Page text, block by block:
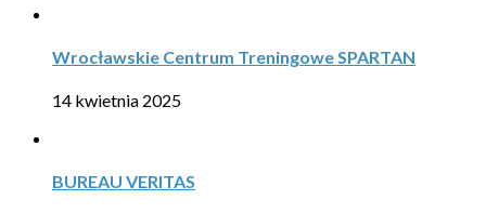
Wrocławskie Centrum Treningowe SPARTAN
14 kwietnia 2025
BUREAU VERITAS